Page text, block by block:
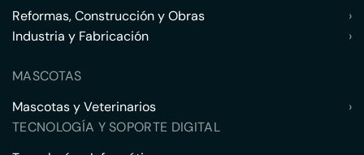
Reformas, Construcción y Obras
›
Industria y Fabricación
›
MASCOTAS
Mascotas y Veterinarios
›
TECNOLOGÍA Y SOPORTE DIGITAL